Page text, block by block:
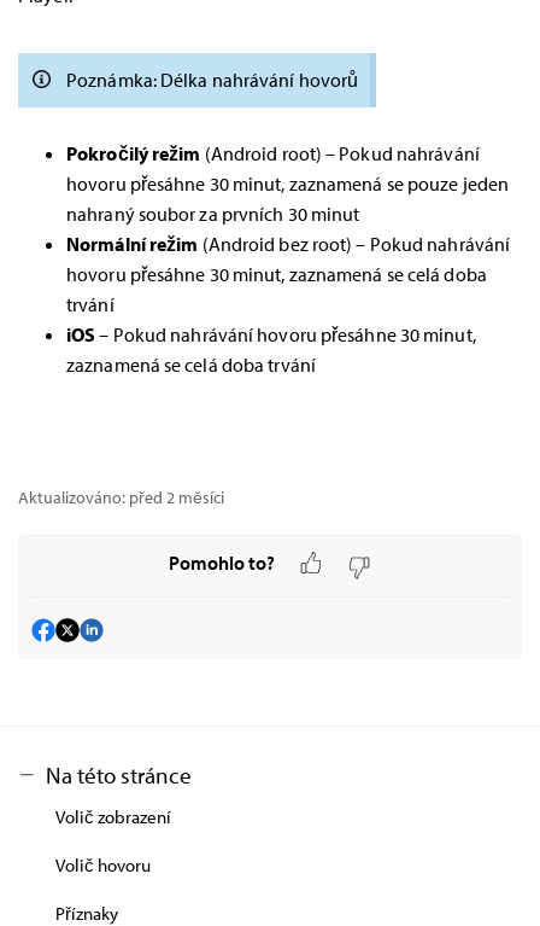
Poznámka: Délka nahrávání hovorů
Pokročilý režim (Android root) – Pokud nahrávání
hovoru přesáhne 30 minut, zaznamená se pouze jeden
nahraný soubor za prvních 30 minut
Normální režim (Android bez root) – Pokud nahrávání
hovoru přesáhne 30 minut, zaznamená se celá doba
trvání
iOS – Pokud nahrávání hovoru přesáhne 30 minut,
zaznamená se celá doba trvání
Aktualizováno: před 2 měsíci
Pomohlo to?
Na této stránce
Volič zobrazení
Volič hovoru
Příznaky